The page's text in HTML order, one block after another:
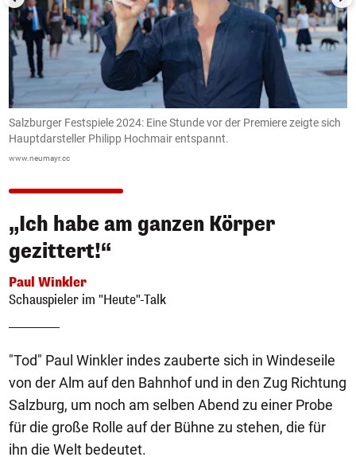
Salzburger Festspiele 2024: Eine Stunde vor der Premiere zeigte sich
Hauptdarsteller Philipp Hochmair entspannt.
www.neumayr.cc
„Ich habe am ganzen Körper
gezittert!“
Paul Winkler
Schauspieler im "Heute"-Talk
"Tod" Paul Winkler indes zauberte sich in Windeseile
von der Alm auf den Bahnhof und in den Zug Richtung
Salzburg, um noch am selben Abend zu einer Probe
für die große Rolle auf der Bühne zu stehen, die für
ihn die Welt bedeutet.